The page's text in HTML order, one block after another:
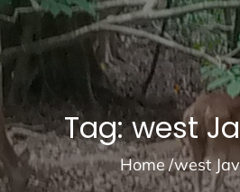
Tag:west
Home west